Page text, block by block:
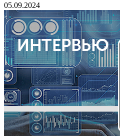
05.09.2024